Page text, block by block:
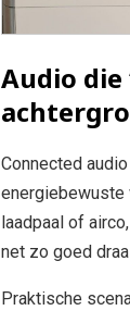
Audio die
Connected
energiebewuste
laadpaal of
net zo goed
Praktische